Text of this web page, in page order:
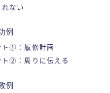
ない
例
ト①：履修計画
ト②：周りに伝える
例